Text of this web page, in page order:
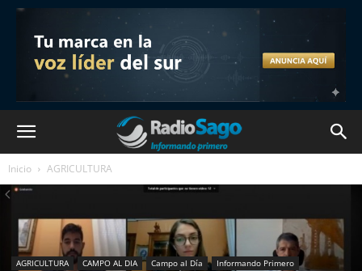
Inicio AGRICULTURA
AGRICULTURA CAMPO AL DIA Campo al Día Informando Primero